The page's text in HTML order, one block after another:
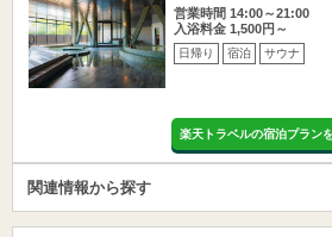
営業時間 14:00～21:00
入浴料金 1,500円～
日帰り 宿泊 サウナ
楽天トラベルの宿泊プラン
関連情報から探す